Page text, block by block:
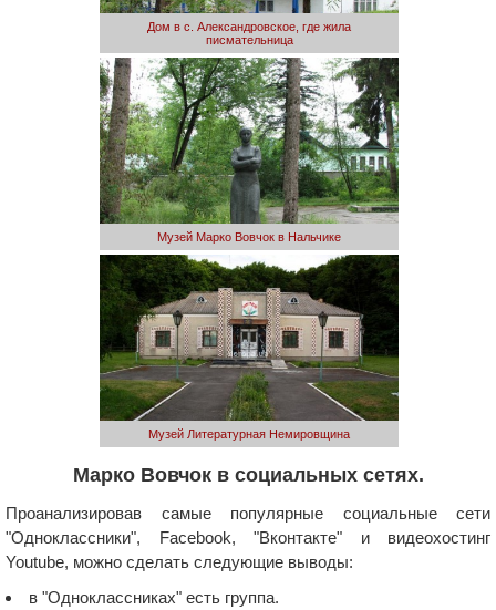
Дом в с. Александровское, где жила
писмательница
Музей Марко Вовчок в Нальчике
Музей Литературная Немировщина
Марко Вовчок в социальных сетях.
Проанализировав самые популярные социальные сети
"Одноклассники", Facebook, "Вконтакте" и видеохостинг
Youtube, можно сделать следующие выводы:
в "Одноклассниках" есть группа.